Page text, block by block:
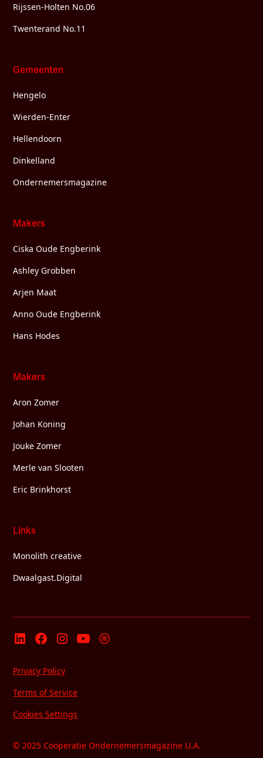
Rijssen-Holten No.06
Twenterand No.11
Gemeenten
Hengelo
Wierden-Enter
Hellendoorn
Dinkelland
Ondernemersmagazine
Makers
Ciska Oude Engberink
Ashley Grobben
Arjen Maat
Anno Oude Engberink
Hans Hodes
Makers
Aron Zomer
Johan Koning
Jouke Zomer
Merle van Slooten
Eric Brinkhorst
Links
Monolith creative
Dwaalgast.Digital
© 2025 Coöperatie Ondernemersmagazine U.A.
Privacy Policy
Terms of Service
Cookies Settings